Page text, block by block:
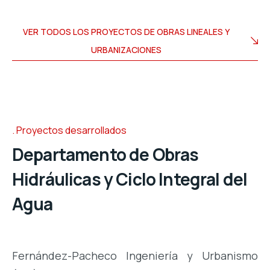
VER TODOS LOS PROYECTOS DE OBRAS LINEALES Y
URBANIZACIONES
Proyectos desarrollados
Departamento de Obras
Hidráulicas y Ciclo Integral del
Agua
Fernández-Pacheco Ingeniería y Urbanismo